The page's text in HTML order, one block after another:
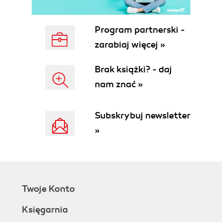
About the Outline
The Very Basics
AboutTheseArrows
Online Resources
Registration
Feedback
1. iMovie Basics
1. Introducing iMovie
Program partnerski -
zarabiaj więcej »
Brak książki? - daj
nam znać »
Subskrybuj newsletter
»
Twoje Konto
Księgarnia